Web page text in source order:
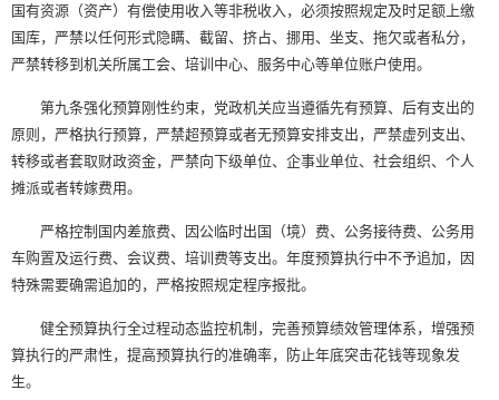
国有资源（资产）有偿使用收入等非税收入，必须按照规定及时足额上缴
国库，严禁以任何形式隐瞒、截留、挤占、挪用、坐支、拖欠或者私分，
严禁转移到机关所属工会、培训中心、服务中心等单位账户使用。
第九条强化预算刚性约束，党政机关应当遵循先有预算、后有支出的
原则，严格执行预算，严禁超预算或者无预算安排支出，严禁虚列支出、
转移或者套取财政资金，严禁向下级单位、企事业单位、社会组织、个人
摊派或者转嫁费用。
严格控制国内差旅费、因公临时出国（境）费、公务接待费、公务用
车购置及运行费、会议费、培训费等支出。年度预算执行中不予追加，因
特殊需要确需追加的，严格按照规定程序报批。
健全预算执行全过程动态监控机制，完善预算绩效管理体系，增强预
算执行的严肃性，提高预算执行的准确率，防止年底突击花钱等现象发
生。